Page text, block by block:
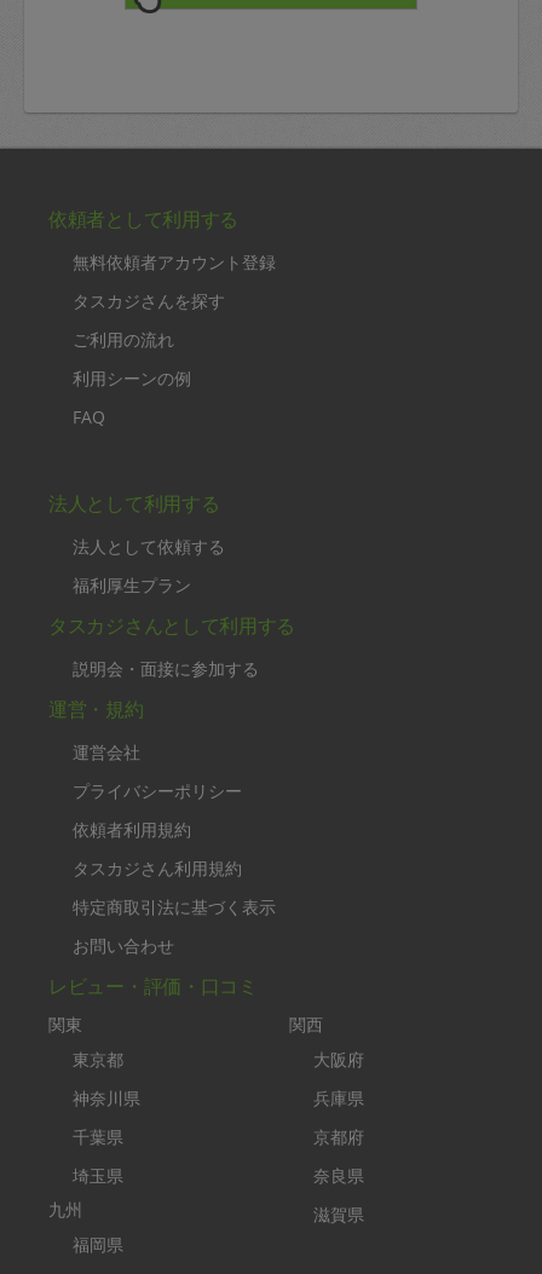
依頼者として利用する
無料依頼者アカウント登録
タスカジさんを探す
ご利用の流れ
利用シーンの例
FAQ
法人として利用する
法人として依頼する
福利厚生プラン
タスカジさんとして利用する
説明会・面接に参加する
運営・規約
運営会社
プライバシーポリシー
依頼者利用規約
タスカジさん利用規約
特定商取引法に基づく表示
お問い合わせ
レビュー・評価・口コミ
関東
東京都
神奈川県
千葉県
埼玉県
九州
福岡県
関西
大阪府
兵庫県
京都府
奈良県
滋賀県